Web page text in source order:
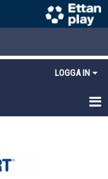
LOGGA IN